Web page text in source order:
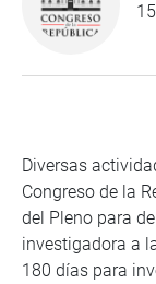
Diversas
Congreso de la
del Pleno para
investigadora a
180 días para